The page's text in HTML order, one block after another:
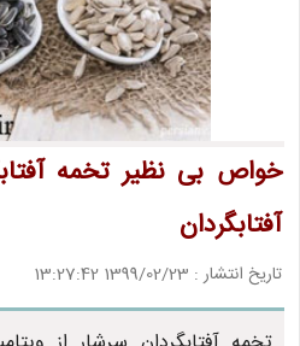
خواص بی نظیر تخمه
آفتابگردان
تاریخ انتشار : 1399/02/23 13:27:42